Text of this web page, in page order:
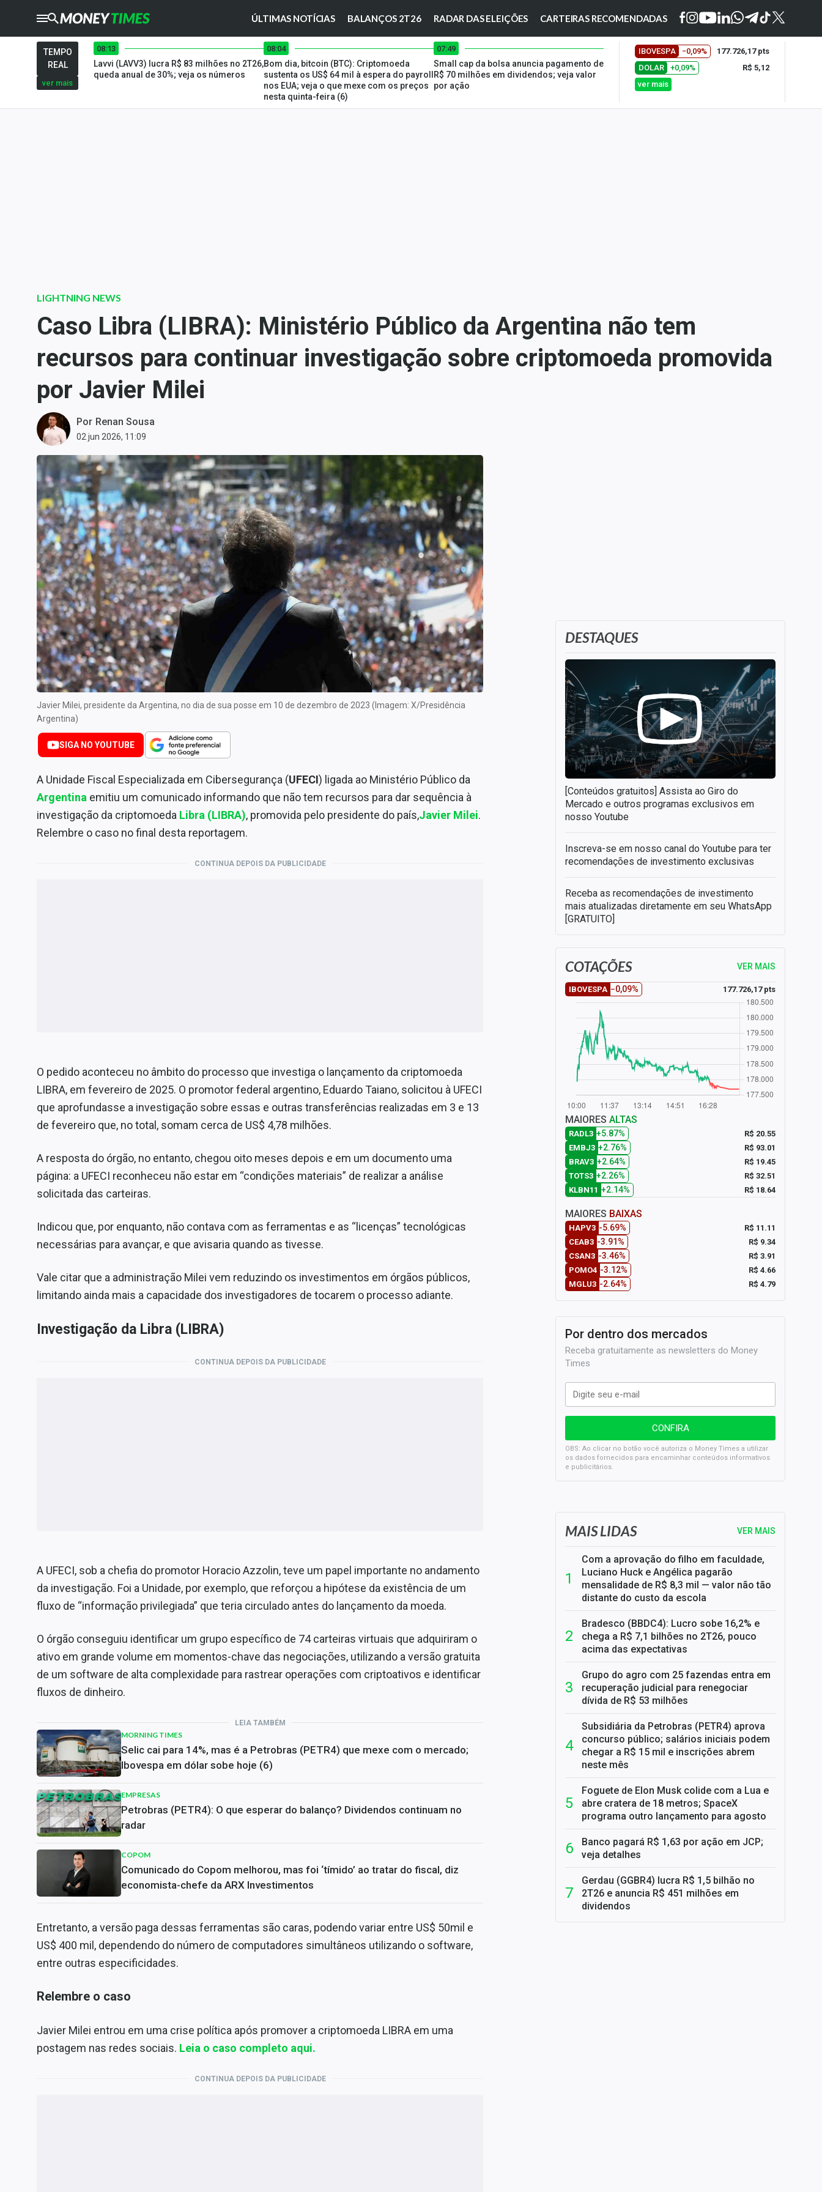
ÚLTIMAS NOTÍCIAS BALANÇOS 2T26 RADAR DAS ELEIÇÕES CARTEIRAS RECOMENDADAS
CRYPTOTIMES
TIMES
Central de Dividendos
Central de Fundos
Central dos IPOs
Finanças Pessoais
Mercados
Economia
Empresas
Política
Money Trader
Colunas
Especiais
Internacional
Marketing
Tecnologia
Conteúdo de Marca
Sobre
Expediente
Contato
TEMPO
REAL
ver mais
08:13
Lavvi (LAVV3) lucra R$ 83 milhões no 2T26,
queda anual de 30%; veja os números
08:04
Bom dia, bitcoin (BTC): Criptomoeda
sustenta os US$ 64 mil à espera do payroll
nos EUA; veja o que mexe com os preços
nesta quinta-feira (6)
07:49
Small cap da bolsa anuncia pagamento de
R$ 70 milhões em dividendos; veja valor
por ação
IBOVESPA −0,09%
177.726,17 pts
DOLAR
+0,09%
R$ 5,12
ver mais
LIGHTNING NEWS
Caso Libra (LIBRA): Ministério Público da Argentina não tem
recursos para continuar investigação sobre criptomoeda promovida
por Javier Milei
Por Renan Sousa
02 jun 2026, 11:09
Javier Milei, presidente da Argentina, no dia de sua posse em 10 de dezembro de 2023 (Imagem: X/Presidência
Argentina)
SIGA NO YOUTUBE
A Unidade Fiscal Especializada em Cibersegurança (UFECI) ligada ao Ministério Público da
Argentina emitiu um comunicado informando que não tem recursos para dar sequência à
investigação da criptomoeda Libra (LIBRA), promovida pelo presidente do país,Javier Milei.
Relembre o caso no final desta reportagem.
CONTINUA DEPOIS DA PUBLICIDADE
O pedido aconteceu no âmbito do processo que investiga o lançamento da criptomoeda
LIBRA, em fevereiro de 2025. O promotor federal argentino, Eduardo Taiano, solicitou à UFECI
que aprofundasse a investigação sobre essas e outras transferências realizadas em 3 e 13
de fevereiro que, no total, somam cerca de US$ 4,78 milhões.
A resposta do órgão, no entanto, chegou oito meses depois e em um documento uma
página: a UFECI reconheceu não estar em “condições materiais” de realizar a análise
solicitada das carteiras.
Indicou que, por enquanto, não contava com as ferramentas e as “licenças” tecnológicas
necessárias para avançar, e que avisaria quando as tivesse.
Vale citar que a administração Milei vem reduzindo os investimentos em órgãos públicos,
limitando ainda mais a capacidade dos investigadores de tocarem o processo adiante.
Investigação da Libra (LIBRA)
CONTINUA DEPOIS DA PUBLICIDADE
A UFECI, sob a chefia do promotor Horacio Azzolin, teve um papel importante no andamento
da investigação. Foi a Unidade, por exemplo, que reforçou a hipótese da existência de um
fluxo de “informação privilegiada” que teria circulado antes do lançamento da moeda.
O órgão conseguiu identificar um grupo específico de 74 carteiras virtuais que adquiriram o
ativo em grande volume em momentos-chave das negociações, utilizando a versão gratuita
de um software de alta complexidade para rastrear operações com criptoativos e identificar
fluxos de dinheiro.
LEIA TAMBÉM
MORNING TIMES
Selic cai para 14%, mas é a Petrobras (PETR4) que mexe com o mercado;
Ibovespa em dólar sobe hoje (6)
EMPRESAS
Petrobras (PETR4): O que esperar do balanço? Dividendos continuam no
radar
COPOM
Comunicado do Copom melhorou, mas foi ‘tímido’ ao tratar do fiscal, diz
economista-chefe da ARX Investimentos
Entretanto, a versão paga dessas ferramentas são caras, podendo variar entre US$ 50mil e
US$ 400 mil, dependendo do número de computadores simultâneos utilizando o software,
entre outras especificidades.
Relembre o caso
Javier Milei entrou em uma crise política após promover a criptomoeda LIBRA em uma
postagem nas redes sociais. Leia o caso completo aqui.
CONTINUA DEPOIS DA PUBLICIDADE
DESTAQUES
[Conteúdos gratuitos] Assista ao Giro do
Mercado e outros programas exclusivos em
nosso Youtube
Inscreva-se em nosso canal do Youtube para ter
recomendações de investimento exclusivas
Receba as recomendações de investimento
mais atualizadas diretamente em seu WhatsApp
[GRATUITO]
COTAÇÕES VER MAIS
IBOVESPA −0,09% 177.726,17 pts
MAIORES ALTAS
RADL3 +5.87%
R$ 20.55
EMBJ3 +2.76%
R$ 93.01
BRAV3 +2.64%
R$ 19.45
TOTS3 +2.26%
R$ 32.51
KLBN11 +2.14% R$ 18.64
MAIORES BAIXAS
HAPV3 -5.69%
R$ 11.11
CEAB3 -3.91%
R$ 9.34
CSAN3 -3.46%
R$ 3.91
POMO4 -3.12%
R$ 4.66
MGLU3 -2.64% R$ 4.79
Por dentro dos mercados
Receba gratuitamente as newsletters do Money
Times
OBS: Ao clicar no botão você autoriza o Money Times a utilizar
os dados fornecidos para encaminhar conteúdos informativos
e publicitários.
SELIC em 14%: A repercussão da decisão sobre os JUROS
MAIS LIDAS VER MAIS
Com a aprovação do filho em faculdade,
Luciano Huck e Angélica pagarão
mensalidade de R$ 8,3 mil — valor não tão
distante do custo da escola
Bradesco (BBDC4): Lucro sobe 16,2% e
chega a R$ 7,1 bilhões no 2T26, pouco
acima das expectativas
Grupo do agro com 25 fazendas entra em
recuperação judicial para renegociar
dívida de R$ 53 milhões
Subsidiária da Petrobras (PETR4) aprova
concurso público; salários iniciais podem
chegar a R$ 15 mil e inscrições abrem
neste mês
Foguete de Elon Musk colide com a Lua e
abre cratera de 18 metros; SpaceX
programa outro lançamento para agosto
Banco pagará R$ 1,63 por ação em JCP;
veja detalhes
Gerdau (GGBR4) lucra R$ 1,5 bilhão no
2T26 e anuncia R$ 451 milhões em
dividendos